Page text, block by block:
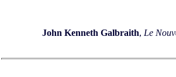
John Kenneth Galbraith, Le